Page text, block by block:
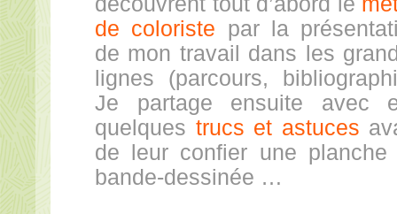
de coloriste par la
de mon travail dans les
lignes (parcours,
Je partage ensuite avec
quelques trucs et astuces
de leur confier une planche
bande-dessinée …